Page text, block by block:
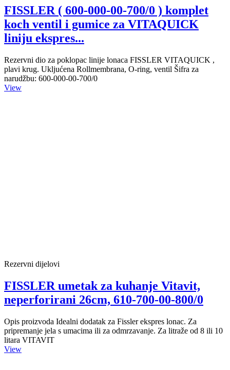
FISSLER ( 600-000-00-700/0 ) komplet
koch ventil i gumice za VITAQUICK
liniju ekspres...
Rezervni dio za poklopac linije lonaca FISSLER VITAQUICK ,
plavi krug. Ukljućena Rollmembrana, O-ring, ventil Šifra za
narudžbu: 600-000-00-700/0
View
Rezervni dijelovi
FISSLER umetak za kuhanje Vitavit,
neperforirani 26cm, 610-700-00-800/0
Opis proizvoda Idealni dodatak za Fissler ekspres lonac. Za
pripremanje jela s umacima ili za odmrzavanje. Za litraže od 8 ili 10
litara VITAVIT
View